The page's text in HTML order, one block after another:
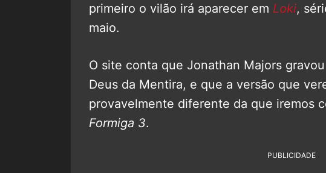
primeiro o vilão irá aparecer em Loki,
maio.
O site conta que Jonathan Majors
Deus da Mentira, e que a versão que
provavelmente diferente da que iremos
Formiga 3.
PUBLICIDADE